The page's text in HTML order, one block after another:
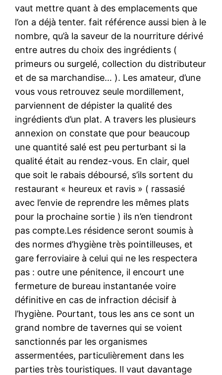
vaut mettre quant à des emplacements que
l’on a déjà tenter. fait référence aussi bien à le
nombre, qu’à la saveur de la nourriture dérivé
entre autres du choix des ingrédients (
primeurs ou surgelé, collection du distributeur
et de sa marchandise… ). Les amateur, d’une
vous vous retrouvez seule mordillement,
parviennent de dépister la qualité des
ingrédients d’un plat. A travers les plusieurs
annexion on constate que pour beaucoup
une quantité salé est peu perturbant si la
qualité était au rendez-vous. En clair, quel
que soit le rabais déboursé, s’ils sortent du
restaurant « heureux et ravis » ( rassasié
avec l’envie de reprendre les mêmes plats
pour la prochaine sortie ) ils n’en tiendront
pas compte.Les résidence seront soumis à
des normes d’hygiène très pointilleuses, et
gare ferroviaire à celui qui ne les respectera
pas : outre une pénitence, il encourt une
fermeture de bureau instantanée voire
définitive en cas de infraction décisif à
l’hygiène. Pourtant, tous les ans ce sont un
grand nombre de tavernes qui se voient
sanctionnés par les organismes
assermentées, particulièrement dans les
parties très touristiques. Il vaut davantage